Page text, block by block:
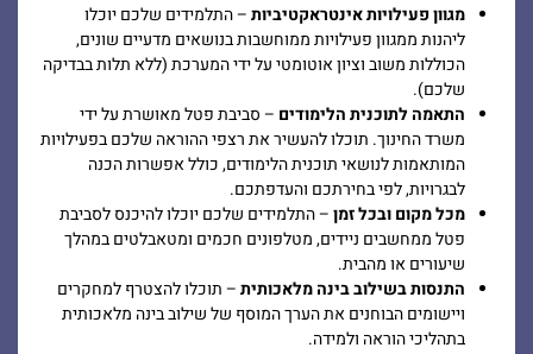
מגוון פעילויות אינטראקטיביות– התלמידים שלכם יוכלו
ליהנות ממגוון פעילויות ממוחשבות בנושאים מדעיים שונים,
הכוללות משוב וציון אוטומטי על ידי המערכת (ללא תלות בבדיקה
שלכם).
התאמה לתוכנית הלימודים – סביבת פטל מאושרת על ידי
משרד החינוך. תוכלו להעשיר את רצפי ההוראה שלכם בפעילויות
המותאמות לנושאי תוכנית הלימודים, כולל אפשרות הכנה
לבגרויות, לפי בחירתכם והעדפתכם.
מכל מקום ובכל זמן– התלמידים שלכם יוכלו להיכנס לסביבת
פטל ממחשבים ניידים, מטלפונים חכמים ומטאבלטים במהלך
שיעורים או מהבית.
התנסות בשילוב בינה מלאכותית– תוכלו להצטרף למחקרים
ויישומים הבוחנים את הערך המוסף של שילוב בינה מלאכותית
בתהליכי הוראה ולמידה.